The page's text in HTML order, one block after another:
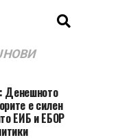
Денешното
е силен
ЕИБ и ЕБОР